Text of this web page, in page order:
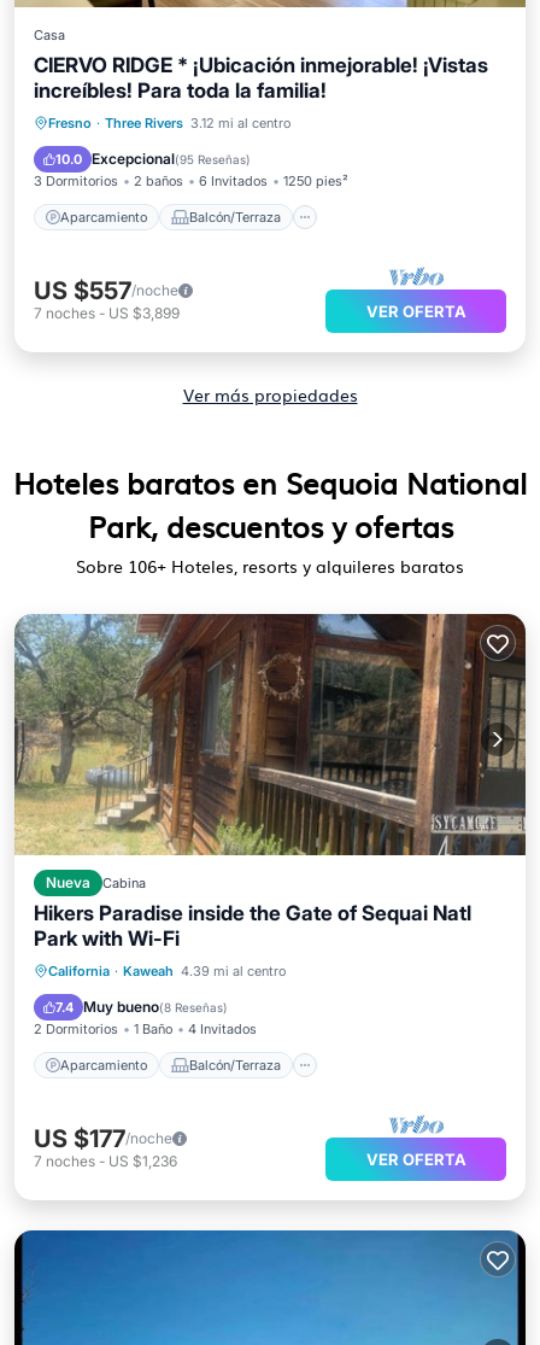
Casa
CIERVO RIDGE * ¡Ubicación inmejorable! ¡Vistas
increíbles! Para toda la familia!
Fresno · Three Rivers 3.12 mi al centro
10.0 Excepcional(95 Reseñas)
3 Dormitorios 2 baños 6 Invitados 1250 pies²
Aparcamiento Balcón/Terraza
Aparcamiento
Balcón/Terraza
Cocina
Aire acondicionado
US $557/noche
7 noches - US $3,899 VER OFERTA
Ver más propiedades
Hoteles baratos en Sequoia National
Park, descuentos y ofertas
Sobre 106+ Hoteles, resorts y alquileres baratos
Nueva Cabina
Hikers Paradise inside the Gate of Sequai Natl
Park with Wi-Fi
California · Kaweah 4.39 mi al centro
7.4 Muy bueno(8 Reseñas)
2 Dormitorios 1 Baño 4 Invitados
Aparcamiento Balcón/Terraza
Aparcamiento
Balcón/Terraza
Cocina
Aire acondicionado
US $177/noche
7 noches - US $1,236 VER OFERTA